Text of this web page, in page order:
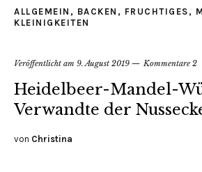
ALLGEMEIN , BACKEN , FRUCHTIGES ,
LEINIGKEITEN
Veröffentlicht am 9. August 2019 Kommentare 2
Heidelbeer-Mandel-
Verwandte der
von Christina